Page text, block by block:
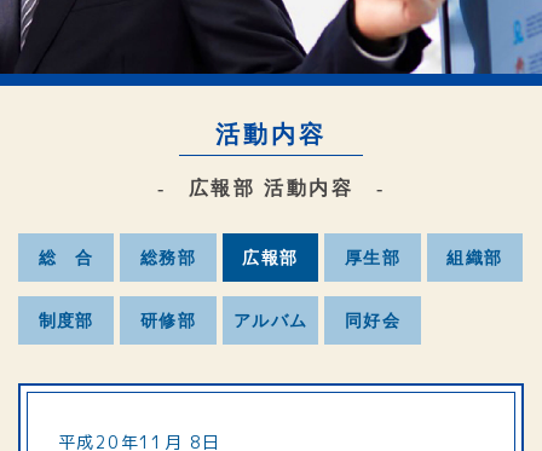
活動内容
- 広報部 活動内容 -
総 合 総務部 広報部 厚生部 組織部
制度部 研修部 アルバム 同好会
平成20年11月 8日